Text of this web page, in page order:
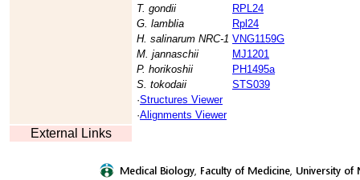
T. gondii
RPL24
G. lamblia
Rpl24
H. salinarum NRC-1 VNG1159G
M. jannaschii
MJ1201
P. horikoshii
PH1495a
S. tokodaii
STS039
·Structures Viewer
·Alignments Viewer
External Links